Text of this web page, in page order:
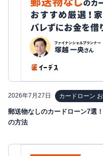
2026年7月27日 カードローン
郵送物なしのカードローン7選
の方法